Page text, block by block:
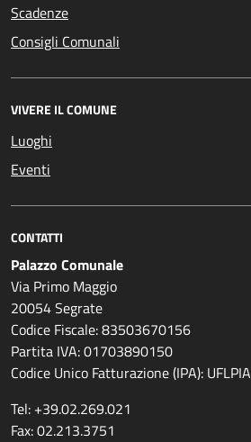
Scadenze
Consigli Comunali
VIVERE IL COMUNE
Luoghi
Eventi
CONTATTI
Palazzo Comunale
Via Primo Maggio
20054 Segrate
Codice Fiscale: 83503670156
Partita IVA: 01703890150
Codice Unico Fatturazione (IPA): UFLPIA
Tel: +39.02.269.021
Fax: 02.213.3751